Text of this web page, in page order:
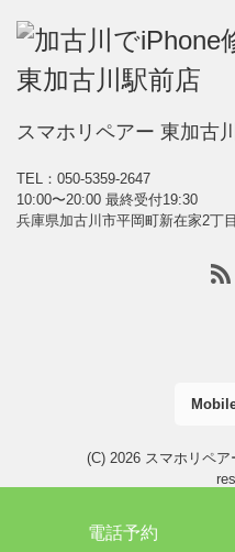
電話予約
スマホリペアー 東加古
TEL：050-5359-2647
10:00〜20:00 最終受付19:30
兵庫県加古川市平岡町新在家2丁
(C) 2026 スマホリペ